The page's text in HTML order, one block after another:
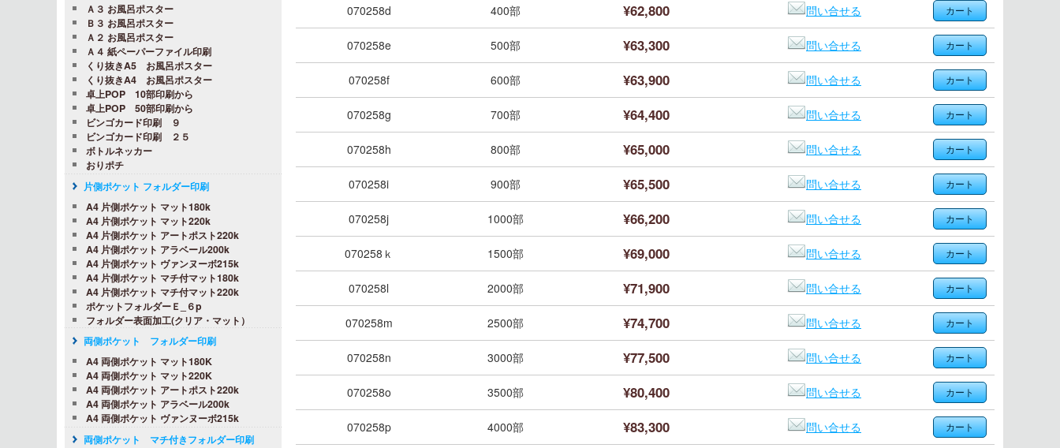
070258d 400部 ¥62,800 問い合せる
070258e 500部 ¥63,300 問い合せる
070258f 600部 ¥63,900 問い合せる
070258g 700部 ¥64,400 問い合せる
070258h 800部 ¥65,000 問い合せる
070258i 900部 ¥65,500 問い合せる
070258j 1000部 ¥66,200 問い合せる
070258ｋ 1500部 ¥69,000 問い合せる
070258l 2000部 ¥71,900 問い合せる
070258m 2500部 ¥74,700 問い合せる
070258n 3000部 ¥77,500 問い合せる
070258o 3500部 ¥80,400 問い合せる
070258p 4000部 ¥83,300 問い合せる
Ａ３ お風呂ポスター
Ｂ３ お風呂ポスター
Ａ２ お風呂ポスター
Ａ４ 紙ペーパーファイル印刷
くり抜きA5 お風呂ポスター
くり抜きA4 お風呂ポスター
卓上POP 10部印刷から
卓上POP 50部印刷から
ビンゴカード印刷 ９
ビンゴカード印刷 ２５
ボトルネッカー
おりポチ
片側ポケット フォルダー印刷
A4 片側ポケット マット180k
A4 片側ポケット マット220k
A4 片側ポケット アートポスト220k
A4 片側ポケット アラベール200k
A4 片側ポケット ヴァンヌーボ215k
A4 片側ポケット マチ付マット180k
A4 片側ポケット マチ付マット220k
ポケットフォルダーＥ_６p
フォルダー表面加工(クリア・マット）
両側ポケット フォルダー印刷
A4 両側ポケット マット180K
A4 両側ポケット マット220K
A4 両側ポケット アートポスト220k
A4 両側ポケット アラベール200k
A4 両側ポケット ヴァンヌーボ215k
両側ポケット マチ付きフォルダー印刷